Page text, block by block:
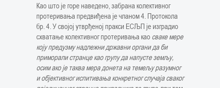
Као што је горе наведено, забрана колективног
протеривања предвиђена је чланом 4. Протокола
бр. 4. У својој утврђеној пракси ЕСЉП је изградио
схватање колективног протеривања као сваке мере
коју предузму надлежни државни органи да би
приморали странце као групу да напусте земљу,
осим ако је таква мера донета на темељу разумног
и објективног испитивања конкретног случаја сваког